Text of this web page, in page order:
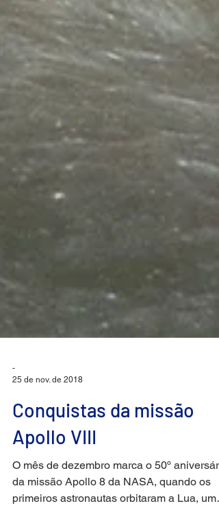
-
25 de nov. de 2018
Conquistas da missão
Apollo VIII